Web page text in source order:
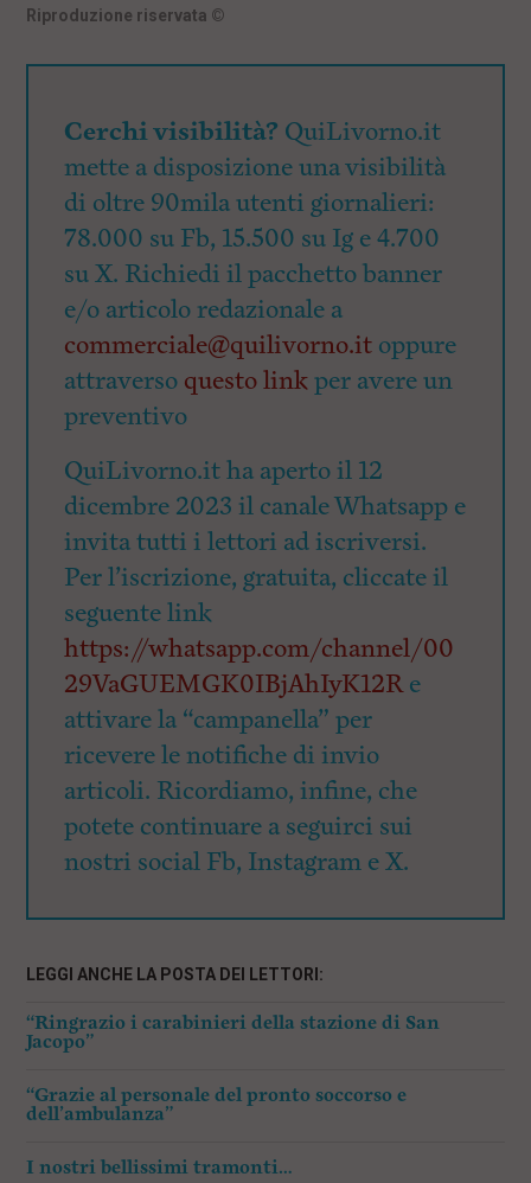
Riproduzione riservata ©
Cerchi visibilità? QuiLivorno.it
mette a disposizione una visibilità
di oltre 90mila utenti giornalieri:
78.000 su Fb, 15.500 su Ig e 4.700
su X. Richiedi il pacchetto banner
e/o articolo redazionale a
commerciale@quilivorno.it oppure
attraverso questo linkper avere un
preventivo
QuiLivorno.it ha aperto il 12
dicembre 2023 il canale Whatsapp e
invita tutti i lettori ad iscriversi.
Per l’iscrizione, gratuita, cliccate il
seguente link
https://whatsapp.com/channel/00
29VaGUEMGK0IBjAhIyK12Re
attivare la “campanella” per
ricevere le notifiche di invio
articoli. Ricordiamo, infine, che
potete continuare a seguirci sui
nostri social Fb, Instagram e X.
LEGGI ANCHE LA POSTA DEI LETTORI:
“Ringrazio i carabinieri della stazione di San
Jacopo”
“Grazie al personale del pronto soccorso e
dell’ambulanza”
I nostri bellissimi tramonti…